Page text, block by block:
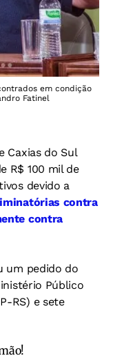
em condição
Fatinel
Caxias do Sul
R$ 100 mil de
devido a
contra
contra
um pedido do
Público
RS) e sete